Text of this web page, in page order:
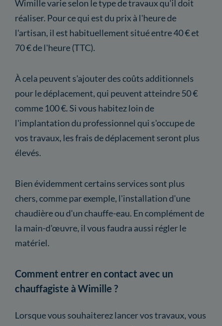
Wimille varie selon le type de travaux qu'il doit
réaliser. Pour ce qui est du prix à l'heure de
l'artisan, il est habituellement situé entre 40 € et
70 € de l'heure (TTC).
À cela peuvent s'ajouter des coûts additionnels
pour le déplacement, qui peuvent atteindre 50 €
comme 100 €. Si vous habitez loin de
l'implantation du professionnel qui s'occupe de
vos travaux, les frais de déplacement seront plus
élevés.
Bien évidemment certains services sont plus
chers, comme par exemple, l'installation d'une
chaudière ou d'un chauffe-eau. En complément de
la main-d'œuvre, il vous faudra aussi régler le
matériel.
Comment entrer en contact avec un
chauffagiste à Wimille ?
Lorsque vous souhaiterez lancer vos travaux, vous